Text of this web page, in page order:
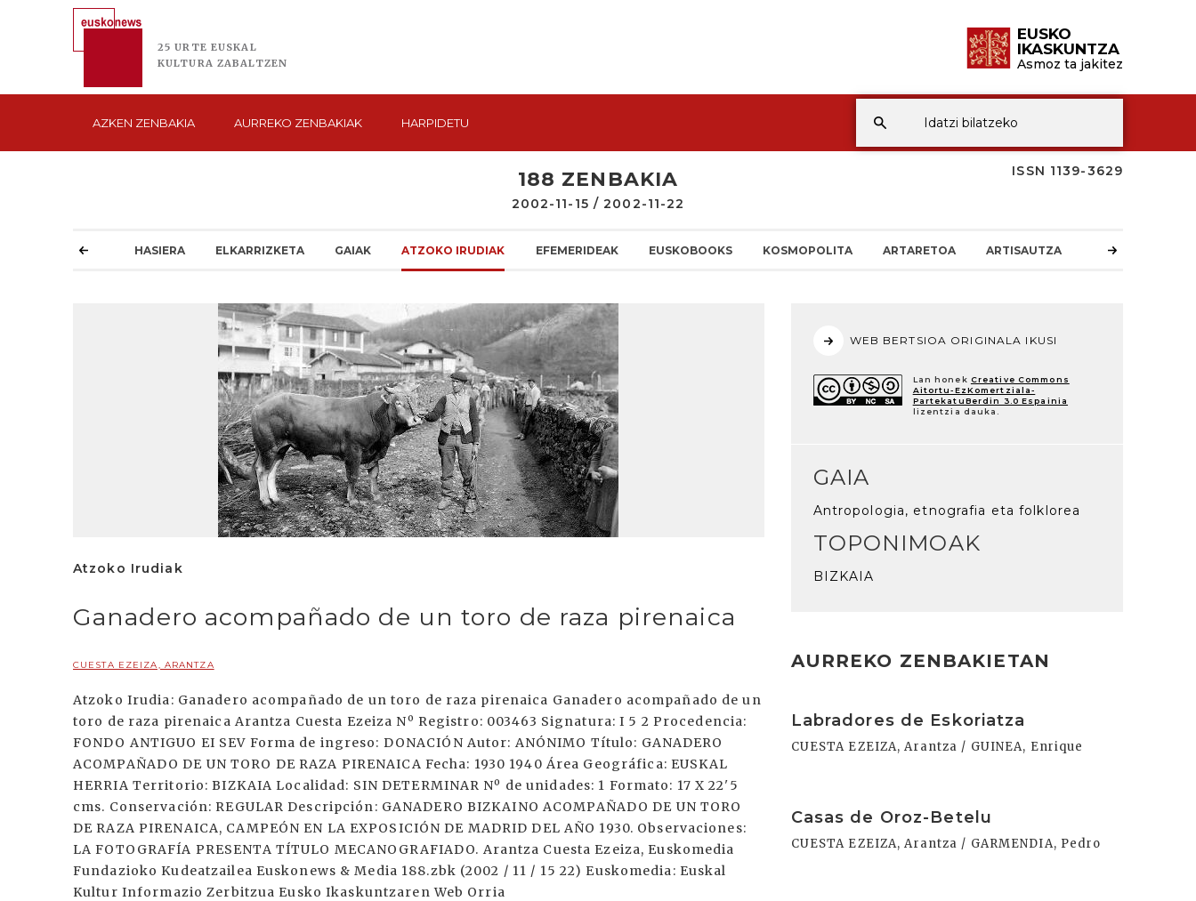
25 URTE EUSKAL
KULTURA ZABALTZEN
EUSKO
IKASKUNTZA
Asmoz ta jakitez
AZKEN ZENBAKIA AURREKO ZENBAKIAK HARPIDETU
ISSN 1139-3629
188 ZENBAKIA
2002-11-15 / 2002-11-22
HASIERA ELKARRIZKETA GAIAK ATZOKO IRUDIAK EFEMERIDEAK EUSKOBOOKS KOSMOPOLITA ARTARETOA ARTISAUTZA
Atzoko Irudiak
Ganadero acompañado de un toro de raza pirenaica
CUESTA EZEIZA, ARANTZA
Atzoko Irudia: Ganadero acompañado de un toro de raza pirenaica Ganadero acompañado de un
toro de raza pirenaica Arantza Cuesta Ezeiza Nº Registro: 003463 Signatura: I 5 2 Procedencia:
FONDO ANTIGUO EI SEV Forma de ingreso: DONACIÓN Autor: ANÓNIMO Título: GANADERO
ACOMPAÑADO DE UN TORO DE RAZA PIRENAICA Fecha: 1930 1940 Área Geográfica: EUSKAL
HERRIA Territorio: BIZKAIA Localidad: SIN DETERMINAR Nº de unidades: 1 Formato: 17 X 22'5
cms. Conservación: REGULAR Descripción: GANADERO BIZKAINO ACOMPAÑADO DE UN TORO
DE RAZA PIRENAICA, CAMPEÓN EN LA EXPOSICIÓN DE MADRID DEL AÑO 1930. Observaciones:
LA FOTOGRAFÍA PRESENTA TÍTULO MECANOGRAFIADO. Arantza Cuesta Ezeiza, Euskomedia
Fundazioko Kudeatzailea Euskonews & Media 188.zbk (2002 / 11 / 15 22) Euskomedia: Euskal
Kultur Informazio Zerbitzua Eusko Ikaskuntzaren Web Orria
WEB BERTSIOA ORIGINALA IKUSI
Lan honek Creative Commons
Aitortu-EzKomertziala-
PartekatuBerdin 3.0 Espainia
lizentzia dauka.
GAIA
Antropologia, etnografia eta folklorea
TOPONIMOAK
BIZKAIA
AURREKO ZENBAKIETAN
Labradores de Eskoriatza
CUESTA EZEIZA, Arantza / GUINEA, Enrique
Casas de Oroz-Betelu
CUESTA EZEIZA, Arantza / GARMENDIA, Pedro